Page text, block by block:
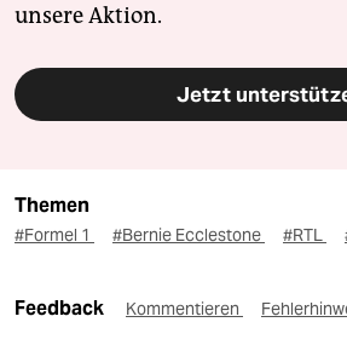
unsere Aktion.
Jetzt
Themen
#Formel 1 #Bernie Ecclestone #RTL
Feedback Kommentieren